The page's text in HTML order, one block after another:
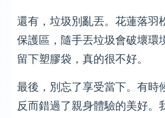
還有，垃圾別亂丟。花蓮落羽
保護區，隨手丟垃圾會破壞環
留下塑膠袋，真的很不好。
最後，別忘了享受當下。有時
反而錯過了親身體驗的美好。